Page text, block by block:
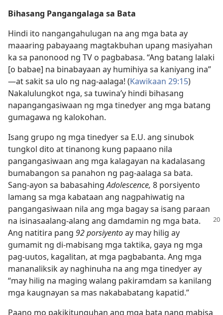
Bihasang Pangangalaga sa Bata
Hindi ito nangangahulugan na ang mga bata ay
maaaring pabayaang magtakbuhan upang masiyahan
ka sa panonood ng TV o pagbabasa. “Ang batang lalaki
[o babae] na binabayaan ay humihiya sa kaniyang ina”​
—at sakit sa ulo ng nag-aalaga! (Kawikaan 29:15)
Nakalulungkot nga, sa tuwina’y hindi bihasang
napangangasiwaan ng mga tinedyer ang mga batang
gumagawa ng kalokohan.
Isang grupo ng mga tinedyer sa E.U. ang sinubok
tungkol dito at tinanong kung papaano nila
pangangasiwaan ang mga kalagayan na kadalasang
bumabangon sa panahon ng pag-aalaga sa bata.
Sang-ayon sa babasahingAdolescence, 8 porsiyento
lamang sa mga kabataan ang nagpahiwatig na
pangangasiwaan nila ang mga bagay sa isang paraan
na isinasaalang-alang ang damdamin ng mga bata.
Ang natitira pang 92 porsiyentoay may hilig ay
gumamit ng di-mabisang mga taktika, gaya ng mga
pag-uutos, kagalitan, at mga pagbabanta. Ang mga
mananaliksik ay naghinuha na ang mga tinedyer ay
“may hilig na maging walang pakiramdam sa kanilang
mga kaugnayan sa mas nakababatang kapatid.”
Paano mo pakikitunguhan ang mga bata nang mabisa